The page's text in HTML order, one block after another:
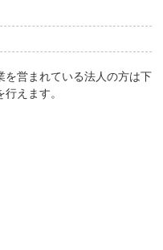
を営まれている法人の方は下
えます。